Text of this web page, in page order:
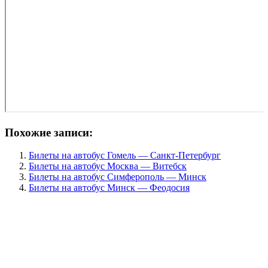
Похожие записи:
Билеты на автобус Гомель — Санкт-Петербург
Билеты на автобус Москва — Витебск
Билеты на автобус Симферополь — Минск
Билеты на автобус Минск — Феодосия